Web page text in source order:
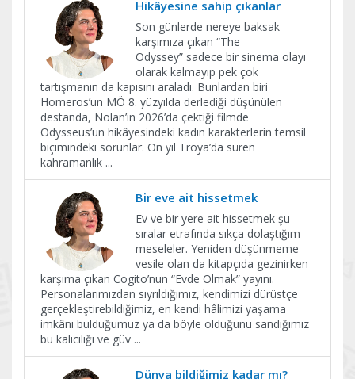
Hikâyesine sahip çıkanlar
Son günlerde nereye baksak
karşımıza çıkan “The
Odyssey” sadece bir sinema olayı
olarak kalmayıp pek çok
tartışmanın da kapısını araladı. Bunlardan biri
Homeros’un MÖ 8. yüzyılda derlediği düşünülen
destanda, Nolan’ın 2026’da çektiği filmde
Odysseus’un hikâyesindeki kadın karakterlerin temsil
biçimindeki sorunlar. On yıl Troya’da süren
kahramanlık ...
Bir eve ait hissetmek
Ev ve bir yere ait hissetmek şu
sıralar etrafında sıkça dolaştığım
meseleler. Yeniden düşünmeme
vesile olan da kitapçıda gezinirken
karşıma çıkan Cogito’nun “Evde Olmak” yayını.
Personalarımızdan sıyrıldığımız, kendimizi dürüstçe
gerçekleştirebildiğimiz, en kendi hâlimizi yaşama
imkânı bulduğumuz ya da böyle olduğunu sandığımız
bu kalıcılığı ve güv ...
Dünya bildiğimiz kadar mı?